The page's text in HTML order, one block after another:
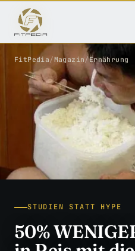
FitPedia/Magazin/Ernährung
STUDIEN STATT HYPE
50%